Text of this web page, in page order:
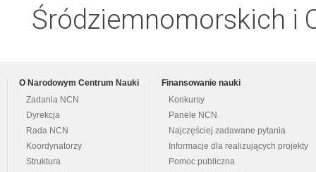
Śródziemnomorskich i
O Narodowym Centrum Nauki
Zadania NCN
Dyrekcja
Rada NCN
Koordynatorzy
Struktura
Finansowanie nauki
Konkursy
Panele NCN
Najczęściej zadawane pytania
Informacje dla realizujących projekty
Pomoc publiczna